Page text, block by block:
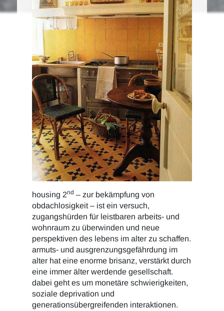
housing 2nd – zur bekämpfung von
obdachlosigkeit – ist ein versuch,
zugangshürden für leistbaren arbeits- und
wohnraum zu überwinden und neue
perspektiven des lebens im alter zu schaffen.
armuts- und ausgrenzungsgefährdung im
alter hat eine enorme brisanz, verstärkt durch
eine immer älter werdende gesellschaft.
dabei geht es um monetäre schwierigkeiten,
soziale deprivation und
generationsübergreifenden interaktionen.